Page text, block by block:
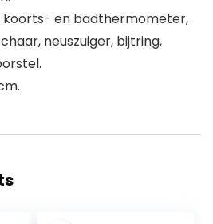
koorts- en badthermometer,
neuszuiger, bijtring,